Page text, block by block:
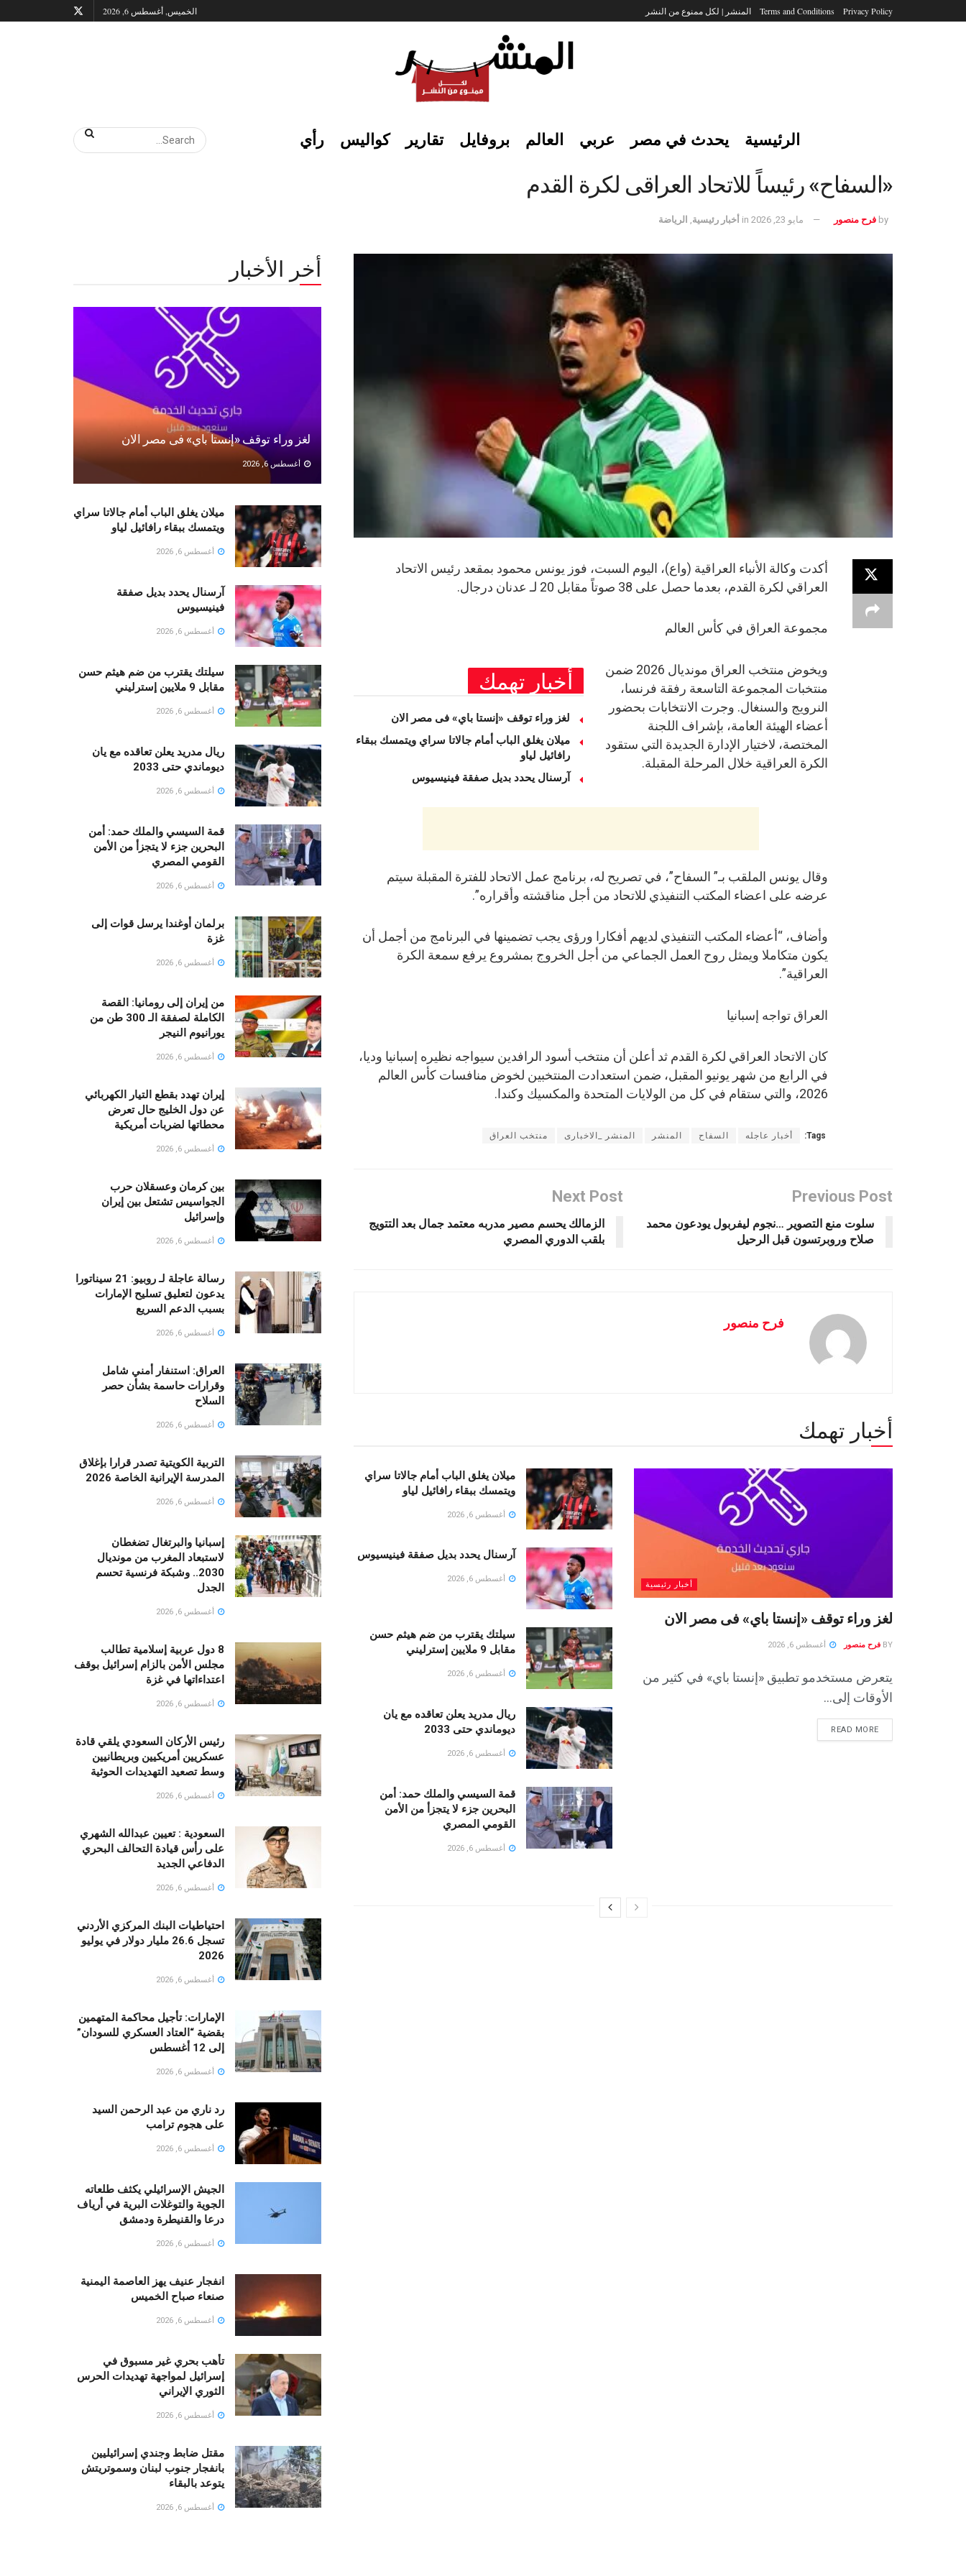
Privacy Policy
Terms and Conditions المنشر | لكل ممنوع من النشر الخميس, أغسطس 6, 2026
الرئيسية يحدث في مصر عربي العالم بروفايل تقارير كواليس رأي
«السفاح» رئيساً للاتحاد العراقى لكرة القدم
by فرح منصور مايو 23, 2026 in أخبار رئيسية الرياضة
أكدت وكالة الأنباء العراقية (واع)، اليوم السبت، فوز يونس محمود بمقعد رئيس الاتحاد
العراقي لكرة القدم، بعدما حصل على 38 صوتاً مقابل 20 لـ عدنان درجال.
مجموعة العراق في كأس العالم
أخبار تهمك
لغز وراء توقف «إنستا باي» فى مصر الان
ميلان يغلق الباب أمام جالاتا سراي ويتمسك ببقاء
رافائيل لياو
آرسنال يحدد بديل صفقة فينيسيوس
ويخوض منتخب العراق مونديال 2026 ضمن
منتخبات المجموعة التاسعة رفقة فرنسا،
النرويج والسنغال. وجرت الانتخابات بحضور
أعضاء الهيئة العامة، بإشراف اللجنة
المختصة، لاختيار الإدارة الجديدة التي ستقود
الكرة العراقية خلال المرحلة المقبلة.
وقال يونس الملقب بـ” السفاح”، في تصريح له، برنامج عمل الاتحاد للفترة المقبلة سيتم
عرضه على اعضاء المكتب التنفيذي للاتحاد من أجل مناقشته وأقراره”.
وأضاف، “أعضاء المكتب التنفيذي لديهم أفكارا ورؤى يجب تضمينها في البرنامج من أجمل أن
يكون متكاملا ويمثل روح العمل الجماعي من أجل الخروج بمشروع يرفع سمعة الكرة
العراقية”.
العراق تواجه إسبانيا
كان الاتحاد العراقي لكرة القدم ثد أعلن أن منتخب أسود الرافدين سيواجه نظيره إسبانيا وديا،
في الرابع من شهر يونيو المقبل، ضمن استعدادت المنتخبين لخوض منافسات كأس العالم
2026، والتي ستقام في كل من الولايات المتحدة والمكسيك وكندا.
Tags: أخبار عاجله السفاح المنشر المنشر _الاخبارى منتخب العراق
Previous Post
سلوت منع التصوير …نجوم ليفربول يودعون محمد
صلاح وروبرتسون قبل الرحيل
Next Post
الزمالك يحسم مصير مدربه معتمد جمال بعد التتويج
بلقب الدوري المصري
فرح منصور
أخبار تهمك
أخبار رئيسية
لغز وراء توقف «إنستا باي» فى مصر الان
BY فرح منصور أغسطس 6, 2026
يتعرض مستخدمو تطبيق «إنستا باي» في كثير من
الأوقات إلى...
READ MORE
ميلان يغلق الباب أمام جالاتا سراي
ويتمسك ببقاء رافائيل لياو
أغسطس 6, 2026
آرسنال يحدد بديل صفقة فينيسيوس
أغسطس 6, 2026
سيلتك يقترب من ضم هيثم حسن
مقابل 9 ملايين إسترليني
أغسطس 6, 2026
ريال مدريد يعلن تعاقده مع يان
ديوماندي حتى 2033
أغسطس 6, 2026
قمة السيسي والملك حمد: أمن
البحرين جزء لا يتجزأ من الأمن
القومي المصري
أغسطس 6, 2026
أخر الأخبار
لغز وراء توقف «إنستا باي» فى مصر الان
أغسطس 6, 2026
ميلان يغلق الباب أمام جالاتا سراي
ويتمسك ببقاء رافائيل لياو
أغسطس 6, 2026
آرسنال يحدد بديل صفقة
فينيسيوس
أغسطس 6, 2026
سيلتك يقترب من ضم هيثم حسن
مقابل 9 ملايين إسترليني
أغسطس 6, 2026
ريال مدريد يعلن تعاقده مع يان
ديوماندي حتى 2033
أغسطس 6, 2026
قمة السيسي والملك حمد: أمن
البحرين جزء لا يتجزأ من الأمن
القومي المصري
أغسطس 6, 2026
برلمان أوغندا يرسل قوات إلى
غزة
أغسطس 6, 2026
من إيران إلى رومانيا: القصة
الكاملة لصفقة الـ 300 طن من
يورانيوم النيجر
أغسطس 6, 2026
إيران تهدد بقطع التيار الكهربائي
عن دول الخليج حال تعرض
محطاتها لضربات أمريكية
أغسطس 6, 2026
بين كرمان وعسقلان حرب
الجواسيس تشتعل بين إيران
وإسرائيل
أغسطس 6, 2026
رسالة عاجلة لـ روبيو: 21 سيناتورا
يدعون لتعليق تسليح الإمارات
بسبب الدعم السريع
أغسطس 6, 2026
العراق: استنفار أمني شامل
وقرارات حاسمة بشأن حصر
السلاح
أغسطس 6, 2026
التربية الكويتية تصدر قرارا بإغلاق
المدرسة الإيرانية الخاصة 2026
أغسطس 6, 2026
إسبانيا والبرتغال تضغطان
لاستبعاد المغرب من مونديال
2030.. وشبكة فرنسية تحسم
الجدل
أغسطس 6, 2026
8 دول عربية إسلامية تطالب
مجلس الأمن بالزام إسرائيل بوقف
اعتداءاتها في غزة
أغسطس 6, 2026
رئيس الأركان السعودي يلقي قادة
عسكريين أمريكيين وبريطانيين
وسط تصعيد التهديدات الحوثية
أغسطس 6, 2026
السعودية : تعيين عبدالله الشهري
على رأس قيادة التحالف البحري
الدفاعي الجديد
أغسطس 6, 2026
احتياطيات البنك المركزي الأردني
تسجل 26.6 مليار دولار في يوليو
2026
أغسطس 6, 2026
الإمارات: تأجيل محاكمة المتهمين
بقضية “العتاد العسكري للسودان”
إلى 12 أغسطس
أغسطس 6, 2026
رد ناري من عبد الرحمن السيد
على هجوم ترامب
أغسطس 6, 2026
الجيش الإسرائيلي يكثف طلعاته
الجوية والتوغلات البرية في أرياف
درعا والقنيطرة ودمشق
أغسطس 6, 2026
انفجار عنيف يهز العاصمة اليمنية
صنعاء صباح الخميس
أغسطس 6, 2026
تأهب بحري غير مسبوق في
إسرائيل لمواجهة تهديدات الحرس
الثوري الإيراني
أغسطس 6, 2026
مقتل ضابط وجندي إسرائيليين
بانفجار جنوب لبنان وسموتريتش
يتوعد بالبقاء
أغسطس 6, 2026